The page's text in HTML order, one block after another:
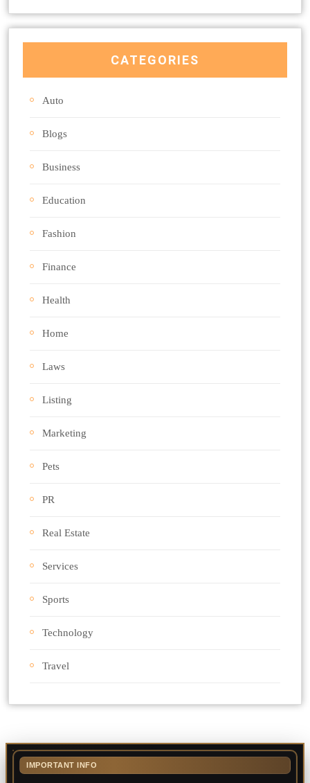
CATEGORIES
Auto
Blogs
Business
Education
Fashion
Finance
Health
Home
Laws
Listing
Marketing
Pets
PR
Real Estate
Services
Sports
Technology
Travel
IMPORTANT INFO